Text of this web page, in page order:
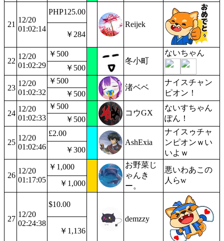
21
12/20
01:02:14
PHP125.00
Reijek
￥284
22
12/20
01:02:29
￥500
冬小町
ないちゃん
￥500
23
12/20
01:02:32
￥500
渚ベベ
ナイスチャン
ピオン！
￥500
24
12/20
01:02:33
￥500
コウGX
ないすちゃん
ぽん！
￥500
25
12/20
01:02:46
£2.00
AshExia
ナイスゥチャ
ンピオンｗい
いよｗ
￥300
26
12/20
01:17:05
￥1,000
お野菜じ
ゃんき
ー。
悪いわあこの
人らw
￥1,000
27
12/20
02:24:38
$10.00
demzzy
￥1,136